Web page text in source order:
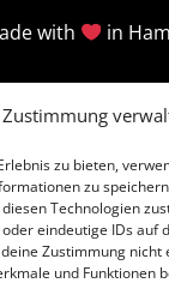
Zustimmung
zu bieten,
zu
Technologien
eindeutige IDs auf
Zustimmung
und Funktionen
with in